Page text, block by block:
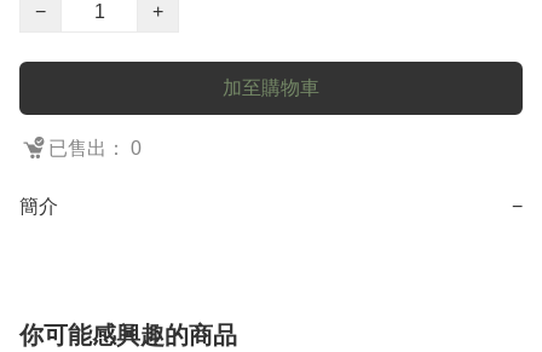
−
+
加至購物車
已售出： 0
簡介 −
你可能感興趣的商品